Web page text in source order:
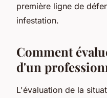
première ligne de
infestation.
Comment
d'un
L'évaluation de la